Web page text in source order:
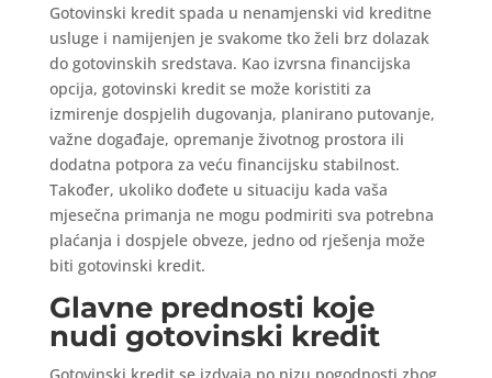
Gotovinski kredit spada u nenamjenski vid kreditne
usluge i namijenjen je svakome tko želi brz dolazak
do gotovinskih sredstava. Kao izvrsna financijska
opcija, gotovinski kredit se može koristiti za
izmirenje dospjelih dugovanja, planirano putovanje,
važne događaje, opremanje životnog prostora ili
dodatna potpora za veću financijsku stabilnost.
Također, ukoliko dođete u situaciju kada vaša
mjesečna primanja ne mogu podmiriti sva potrebna
plaćanja i dospjele obveze, jedno od rješenja može
biti gotovinski kredit.
Glavne prednosti koje
nudi gotovinski kredit